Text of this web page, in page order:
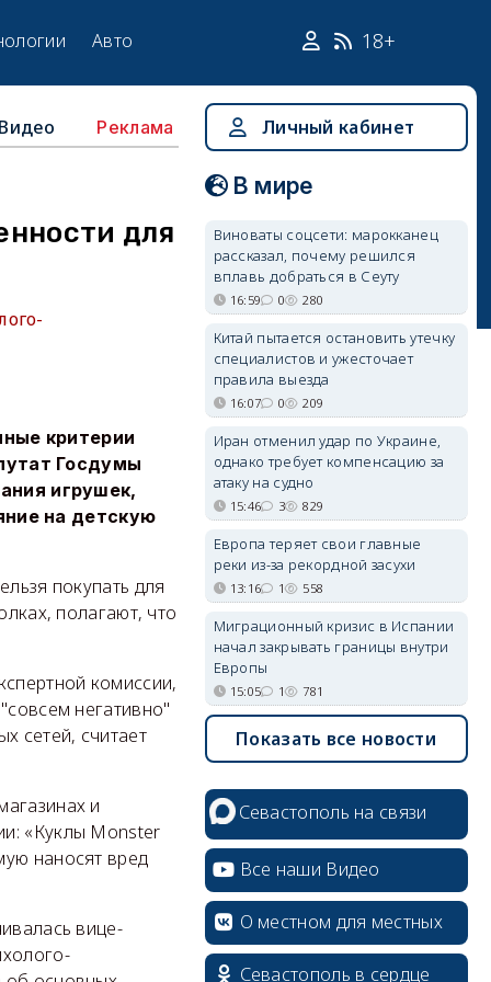
Авто 18+
Видео Реклама
для
критерии
Госдумы
игрушек,
на детскую
покупать для
полагают, что
комиссии,
негативно"
сетей, считает
и
«Куклы Monster
наносят вред
вице-
Личный кабинет
В мире
Виноваты соцсети: марокканец
рассказал, почему решился
вплавь добраться в Сеуту
16:59 0 280
Китай пытается остановить утечку
специалистов и ужесточает
правила выезда
16:07 0 209
Иран отменил удар по Украине,
однако требует компенсацию за
атаку на судно
15:46 3 829
Европа теряет свои главные
реки из-за рекордной засухи
13:16 1 558
Миграционный кризис в Испании
начал закрывать границы внутри
Европы
15:05 1 781
Показать все новости
Севастополь на связи
Все наши Видео
О местном для местных
Севастополь в сердце